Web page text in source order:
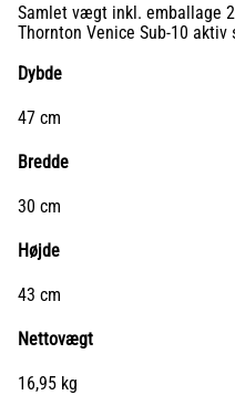
Samlet vægt inkl. emballage
Thornton Venice Sub-10 aktiv
Dybde
47 cm
Bredde
30 cm
Højde
43 cm
Nettovægt
16,95 kg